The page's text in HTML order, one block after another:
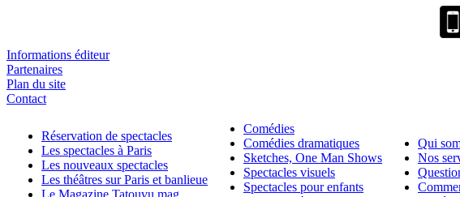
Informations éditeur
Partenaires
Plan du site
Contact
Réservation de spectacles
Les spectacles à Paris
Les nouveaux spectacles
Les théâtres sur Paris et banlieue
Comédies
Comédies dramatiques
Sketches, One Man Shows
Spectacles visuels
Spectacles pour enfants
Qui
Nos